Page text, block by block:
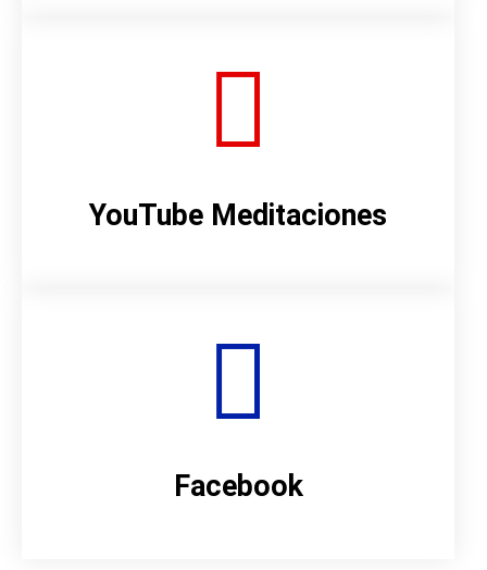
YouTube Meditaciones
Facebook